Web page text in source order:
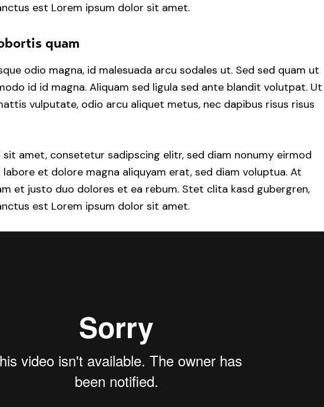
est Lorem ipsum dolor sit amet.
quam
odio magna, id malesuada arcu sodales ut. Sed sed quam ut
id id magna. Aliquam sed ligula sed ante blandit volutpat. Ut
vulputate, odio arcu aliquet metus, nec dapibus risus risus
amet, consetetur sadipscing elitr, sed diam nonumy eirmod
et dolore magna aliquyam erat, sed diam voluptua. At
et justo duo dolores et ea rebum. Stet clita kasd gubergren,
est Lorem ipsum dolor sit amet.